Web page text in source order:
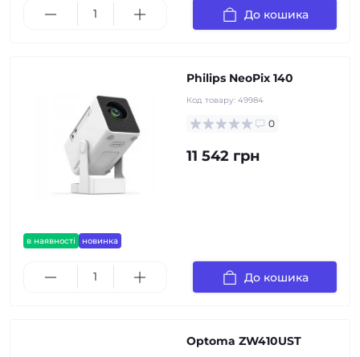
До кошика
в наявності новинка
Philips NeoPix 140
Код товару: 49984
0
11 542 грн
До кошика
Optoma ZW410UST